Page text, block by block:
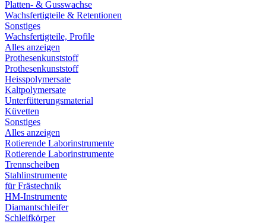
Platten- & Gusswachse
Wachsfertigteile & Retentionen
Sonstiges
Wachsfertigteile, Profile
Alles anzeigen
Prothesenkunststoff
Prothesenkunststoff
Heisspolymersate
Kaltpolymersate
Unterfütterungsmaterial
Küvetten
Sonstiges
Alles anzeigen
Rotierende Laborinstrumente
Rotierende Laborinstrumente
Trennscheiben
Stahlinstrumente
für Frästechnik
HM-Instrumente
Diamantschleifer
Schleifkörper